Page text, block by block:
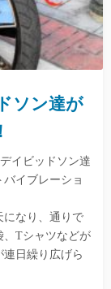
ソン達が
イビッドソン達
イブレーショ
になり、通りで
、Tシャツなどが
日繰り広げら